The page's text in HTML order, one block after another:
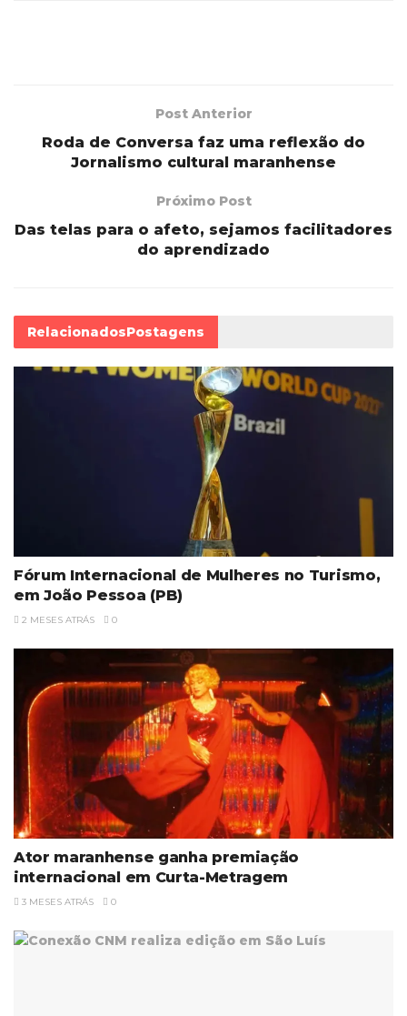
Post Anterior
Roda de Conversa faz uma reflexão do
Jornalismo cultural maranhense
Próximo Post
Das telas para o afeto, sejamos facilitadores
do aprendizado
RelacionadosPostagens
Fórum Internacional de Mulheres no Turismo,
em João Pessoa (PB)
2 MESES ATRÁS 0
Ator maranhense ganha premiação
internacional em Curta-Metragem
3 MESES ATRÁS 0